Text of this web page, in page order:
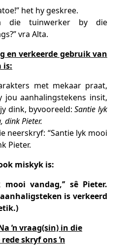
het hy geskree.
die tuinwerker by die
vra Alta.
en verkeerde gebruik van
is:
met mekaar praat,
jou aanhalingstekens insit,
dink, byvooreeld:Santie lyk
dink Pieter.
neerskryf: “Santie lyk mooi
Pieter.
miskyk is:
mooi vandag,’’sê Pieter.
is verkeerd
ŉ vraag(sin) in die
skryf ons ŉ